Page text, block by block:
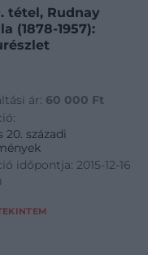
tétel, Rudnay
(1878-1957):
ár: 60 000 Ft
20. századi
időpontja: 2015-12-16